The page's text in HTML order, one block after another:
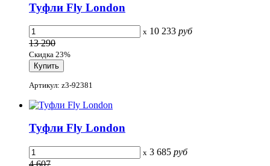
Туфли Fly London
x 10 233 руб
13 290
Скидка 23%
Артикул: z3-92381
Туфли Fly London
x 3 685 руб